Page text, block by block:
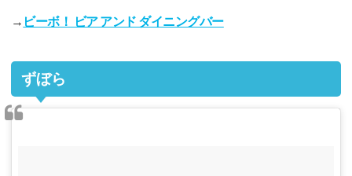
→ ビーボ！ ビア アンド ダイニングバー
ずぼら